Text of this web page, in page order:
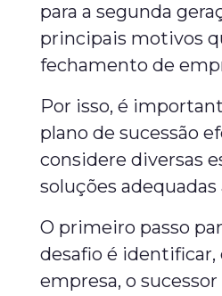
para a segunda
principais motivos
fechamento de
Por isso, é
plano de sucessão
considere diversas
soluções adequadas
O primeiro passo
desafio é identificar,
empresa, o